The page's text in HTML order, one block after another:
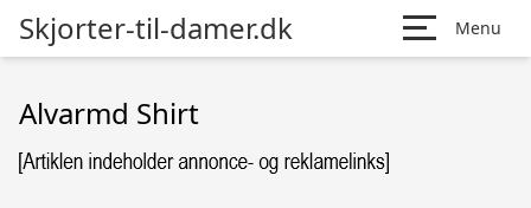
Skjorter-til-damer.dk Menu
Alvarmd Shirt